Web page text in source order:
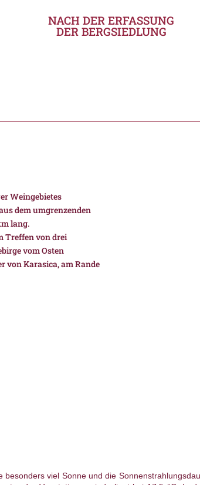
NACH DER ERFASSUNG
DER BERGSIEDLUNG
Weingebietes
dem umgrenzenden
lang.
Treffen von drei
vom Osten
von Karasica, am Rande
viel Sonne und die